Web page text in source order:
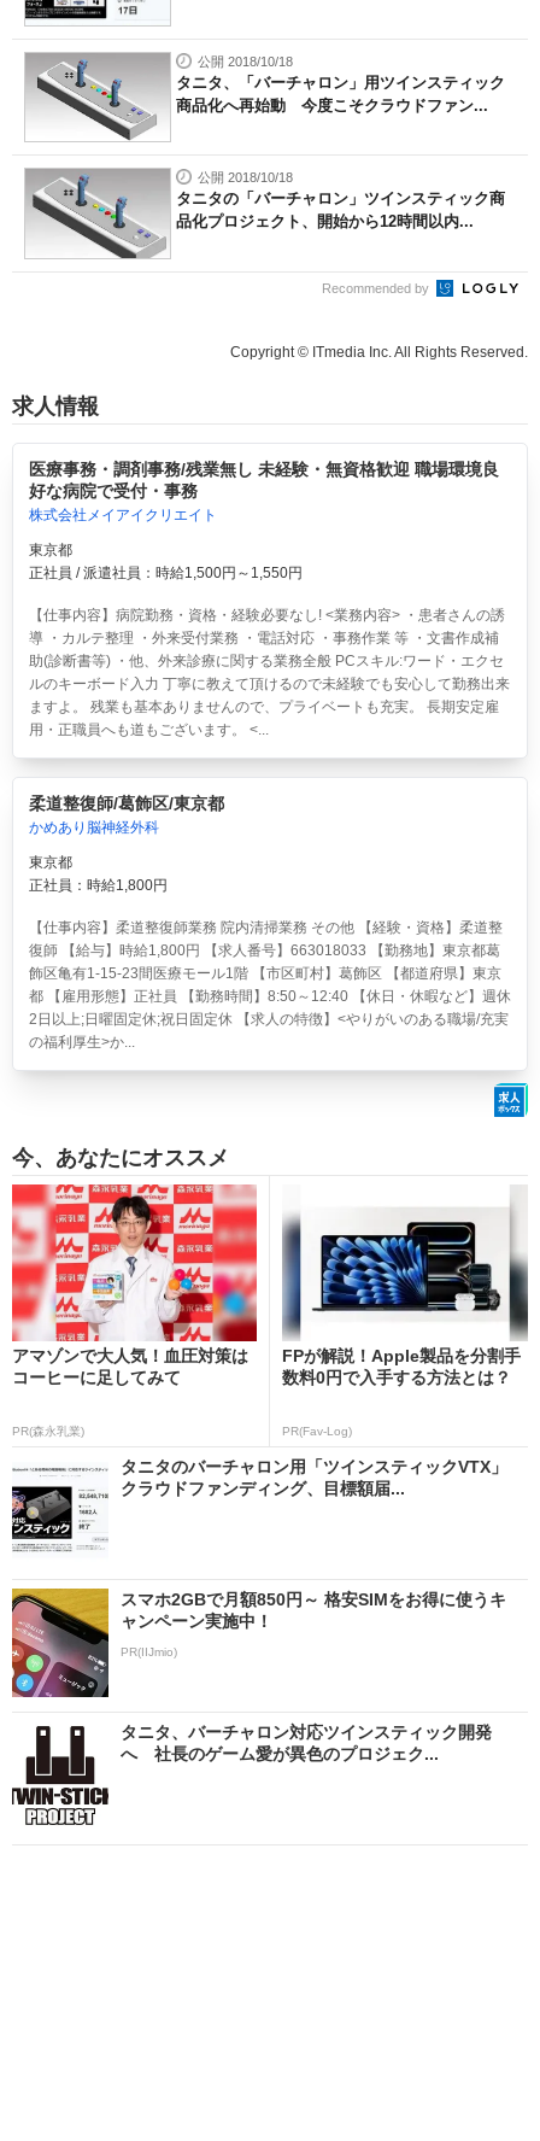
公開 2018/10/18
タニタ、「バーチャロン」用ツインスティック
商品化へ再始動 今度こそクラウドファン...
公開 2018/10/18
タニタの「バーチャロン」ツインスティック商
品化プロジェクト、開始から12時間以内...
Recommended by
Copyright © ITmedia Inc. All Rights Reserved.
求人情報
医療事務・調剤事務/残業無し 未経験・無資格歓迎 職場環境良
好な病院で受付・事務
株式会社メイアイクリエイト
東京都
正社員 / 派遣社員：時給1,500円～1,550円
【仕事内容】病院勤務・資格・経験必要なし! <業務内容> ・患者さんの誘
導 ・カルテ整理 ・外来受付業務 ・電話対応 ・事務作業 等 ・文書作成補
助(診断書等) ・他、外来診療に関する業務全般 PCスキル:ワード・エクセ
ルのキーボード入力 丁寧に教えて頂けるので未経験でも安心して勤務出来
ますよ。 残業も基本ありませんので、プライベートも充実。 長期安定雇
用・正職員へも道もございます。 <...
柔道整復師/葛飾区/東京都
かめあり脳神経外科
東京都
正社員：時給1,800円
【仕事内容】柔道整復師業務 院内清掃業務 その他 【経験・資格】柔道整
復師 【給与】時給1,800円 【求人番号】663018033 【勤務地】東京都葛
飾区亀有1-15-23間医療モール1階 【市区町村】葛飾区 【都道府県】東京
都 【雇用形態】正社員 【勤務時間】8:50～12:40 【休日・休暇など】週休
2日以上;日曜固定休;祝日固定休 【求人の特徴】<やりがいのある職場/充実
の福利厚生>か...
今、あなたにオススメ
アマゾンで大人気！血圧対策は
コーヒーに足してみて
PR(森永乳業)
FPが解説！Apple製品を分割手
数料0円で入手する方法とは？
PR(Fav-Log)
タニタのバーチャロン用「ツインスティックVTX」
クラウドファンディング、目標額届...
スマホ2GBで月額850円～ 格安SIMをお得に使うキ
ャンペーン実施中！
PR(IIJmio)
タニタ、バーチャロン対応ツインスティック開発
へ 社長のゲーム愛が異色のプロジェク...